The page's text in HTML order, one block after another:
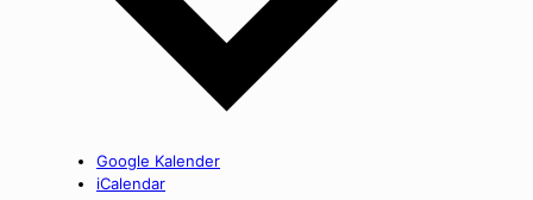
Google Kalender
iCalendar